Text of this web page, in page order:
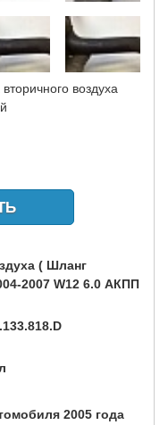
воздуха
( Шланг
2007 W12 6.0 АКПП
2005 года